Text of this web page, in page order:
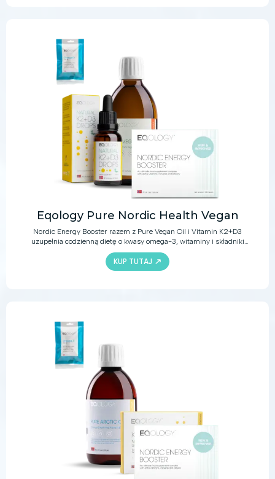
Eqology Pure Nordic Health Vegan
Nordic Energy Booster razem z Pure Vegan Oil i Vitamin K2+D3
uzupełnia codzienną dietę o kwasy omega-3, witaminy i składniki
mineralne. W połączeniu ze zdrową i zrównoważoną dietą produkty te
dostarczą bogactwo aktywnych składników, które pomogą zachować
zdrowy układ odpornościowy i układ krążenia, wzmocnią kości oraz
KUP TUTAJ